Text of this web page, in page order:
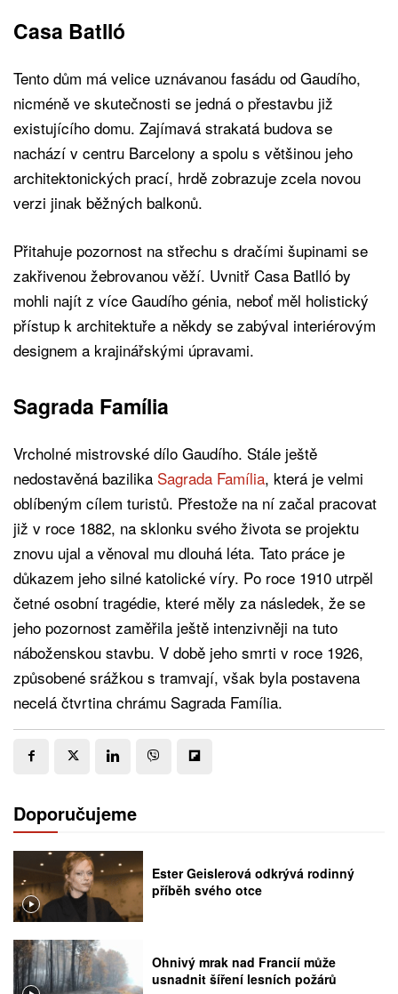
Casa Batlló
Tento dům má velice uznávanou fasádu od Gaudího,
nicméně ve skutečnosti se jedná o přestavbu již
existujícího domu. Zajímavá strakatá budova se
nachází v centru Barcelony a spolu s většinou jeho
architektonických prací, hrdě zobrazuje zcela novou
verzi jinak běžných balkonů.
Přitahuje pozornost na střechu s dračími šupinami se
zakřivenou žebrovanou věží. Uvnitř Casa Batlló by
mohli najít z více Gaudího génia, neboť měl holistický
přístup k architektuře a někdy se zabýval interiérovým
designem a krajinářskými úpravami.
Sagrada Família
Vrcholné mistrovské dílo Gaudího. Stále ještě
nedostavěná bazilika Sagrada Família, která je velmi
oblíbeným cílem turistů. Přestože na ní začal pracovat
již v roce 1882, na sklonku svého života se projektu
znovu ujal a věnoval mu dlouhá léta. Tato práce je
důkazem jeho silné katolické víry. Po roce 1910 utrpěl
četné osobní tragédie, které měly za následek, že se
jeho pozornost zaměřila ještě intenzivněji na tuto
náboženskou stavbu. V době jeho smrti v roce 1926,
způsobené srážkou s tramvají, však byla postavena
necelá čtvrtina chrámu Sagrada Família.
Doporučujeme
Ester Geislerová odkrývá rodinný
příběh svého otce
Ohnivý mrak nad Francií může
usnadnit šíření lesních požárů